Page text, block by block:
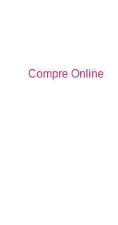
Compre Online